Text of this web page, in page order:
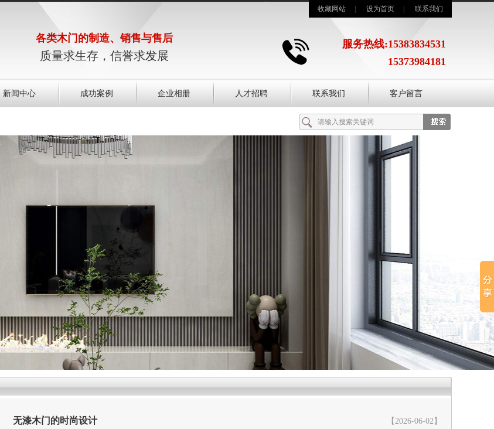
收藏网站 设为首页 联系我们
各类木门的制造、销售与售后
质量求生存，信誉求发展
服务热线:15383834531
15373984181
新闻中心 成功案例 企业相册 人才招聘 联系我们 客户留言
【2026-06-02】
无漆木门的时尚设计